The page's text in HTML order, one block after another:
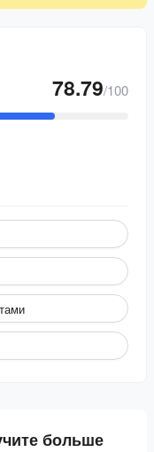
78.79/100
больше